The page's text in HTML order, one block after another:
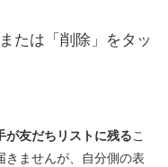
たは「削除」をタッ
が友だちリストに残るこ
きませんが、自分側の表